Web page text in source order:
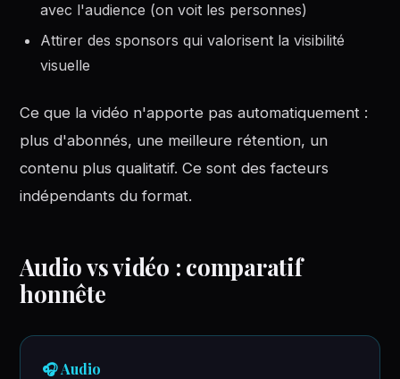
avec l'audience (on voit les personnes)
Attirer des sponsors qui valorisent la visibilité
visuelle
Ce que la vidéo n'apporte pas automatiquement :
plus d'abonnés, une meilleure rétention, un
contenu plus qualitatif. Ce sont des facteurs
indépendants du format.
Audio vs vidéo : comparatif
honnête
🎧 Audio